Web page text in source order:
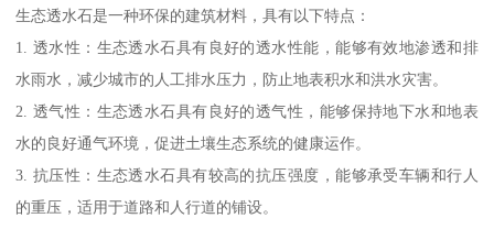
生态透水石是一种环保的建筑材料，具有以下特点：
1. 透水性：生态透水石具有良好的透水性能，能够有效地渗透和排
水雨水，减少城市的人工排水压力，防止地表积水和洪水灾害。
2. 透气性：生态透水石具有良好的透气性，能够保持地下水和地表
水的良好通气环境，促进土壤生态系统的健康运作。
3. 抗压性：生态透水石具有较高的抗压强度，能够承受车辆和行人
的重压，适用于道路和人行道的铺设。